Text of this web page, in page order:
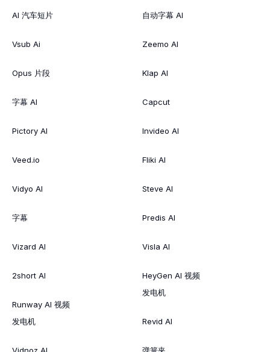
AI 汽车短片
Vsub Ai
Opus 片段
字幕 AI
Pictory AI
Veed.io
Vidyo AI
字幕
Vizard AI
2short AI
Runway AI 视频
发电机
自动字幕 AI
Zeemo AI
Klap AI
Capcut
Invideo AI
Fliki AI
Steve AI
Predis AI
Visla AI
HeyGen AI 视频
发电机
Revid AI